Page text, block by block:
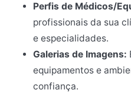
Perfis de Médicos/
profissionais da sua
e especialidades.
Galerias de Imagens:
equipamentos e
confiança.